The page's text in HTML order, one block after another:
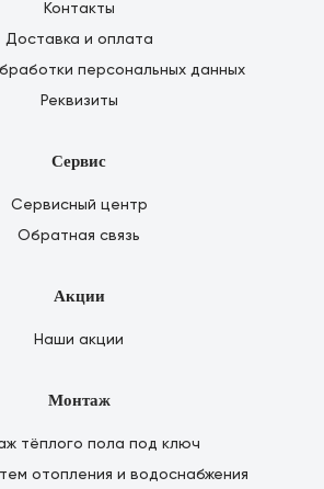
Контакты
Доставка и оплата
персональных данных
Реквизиты
Сервис
Сервисный центр
Обратная связь
Акции
Наши акции
Монтаж
тёплого пола под ключ
отопления и водоснабжения